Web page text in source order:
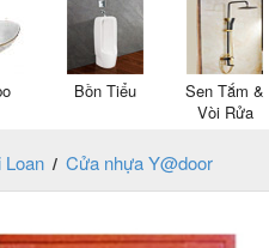
Bồn Tiểu
Sen Tắm &
Vòi Rửa
/ Cửa nhựa Y@door